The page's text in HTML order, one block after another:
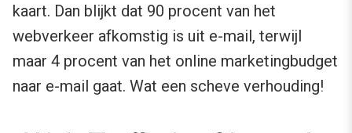
kaart. Dan blijkt dat 90 procent van het
webverkeer afkomstig is uit e-mail, terwijl
maar 4 procent van het online marketingbudget
naar e-mail gaat. Wat een scheve verhouding!